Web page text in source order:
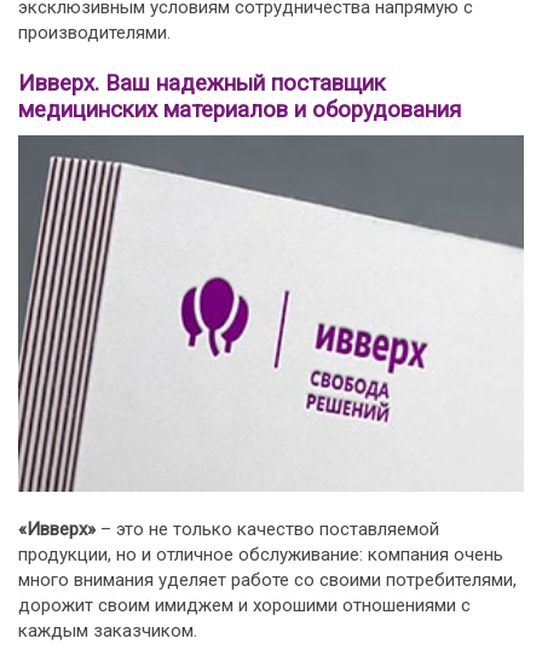
эксклюзивным условиям сотрудничества напрямую с
производителями.
Ивверх. Ваш надежный поставщик
медицинских материалов и оборудования
«Ивверх»– это не только качество поставляемой
продукции, но и отличное обслуживание: компания очень
много внимания уделяет работе со своими потребителями,
дорожит своим имиджем и хорошими отношениями с
каждым заказчиком.